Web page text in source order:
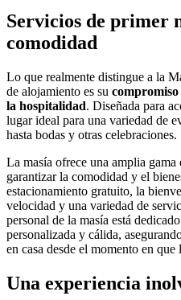
Servicios de primer
comodidad
Lo que realmente distingue a la
de alojamiento es su compromiso
la hospitalidad. Diseñada para
lugar ideal para una variedad de
hasta bodas y otras celebraciones.
La masía ofrece una amplia gama
garantizar la comodidad y el
estacionamiento gratuito, la
velocidad y una variedad de
personal de la masía está
personalizada y cálida,
en casa desde el momento en que
Una experiencia